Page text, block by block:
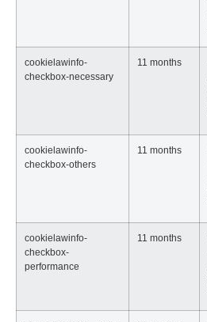
cookielawinfo-
checkbox-necessary
11 months
cookielawinfo-
checkbox-others
11 months
cookielawinfo-
checkbox-
performance
11 months